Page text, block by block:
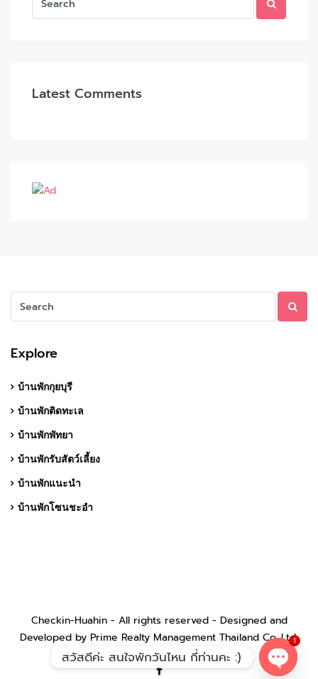
Latest Comments
Explore
บ้านพักกุยบุรี
บ้านพักติดทะเล
บ้านพักพัทยา
บ้านพักรับสัตว์เลี้ยง
บ้านพักแนะนำ
บ้านพักโซนชะอำ
Checkin-Huahin - All rights reserved - Designed and
Developed by Prime Realty Management Thailand Co.,Ltd.
สวัสดีค่ะ สนใจพักวันไหน กี่ท่านคะ :)
1